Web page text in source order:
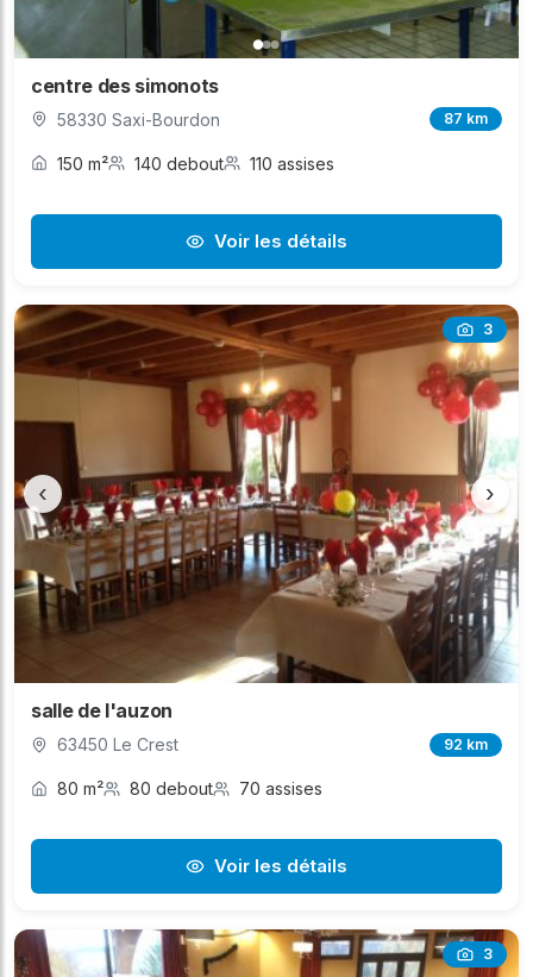
centre des simonots
58330 Saxi-Bourdon 87 km
150 m² 140 debout 110 assises
Voir les détails
3
‹ ›
salle de l'auzon
63450 Le Crest 92 km
80 m² 80 debout 70 assises
Voir les détails
3